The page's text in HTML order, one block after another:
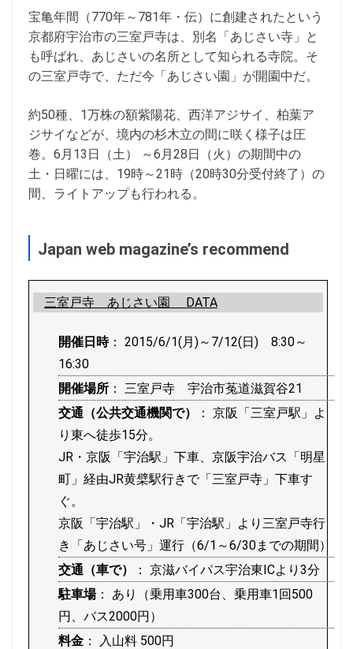
宝亀年間（770年～781年・伝）に創建されたという
京都府宇治市の三室戸寺は、別名「あじさい寺」と
も呼ばれ、あじさいの名所として知られる寺院。そ
の三室戸寺で、ただ今「あじさい園」が開園中だ。
約50種、1万株の額紫陽花、西洋アジサイ、柏葉ア
ジサイなどが、境内の杉木立の間に咲く様子は圧
巻。6月13日（土） ～6月28日（火）の期間中の
土・日曜には、19時～21時（20時30分受付終了）の
間、ライトアップも行われる。
Japan web magazine’s recommend
三室戸寺 あじさい園 DATA
開催日時： 2015/6/1(月)～7/12(日) 8:30～
16:30
開催場所 ： 三室戸寺 宇治市菟道滋賀谷21
交通（公共交通機関で）
： 京阪「三室戸駅」よ
り東へ徒歩15分。
JR・京阪「宇治駅」下車、京阪宇治バス「明星
町」経由JR黄檗駅行きで「三室戸寺」下車す
ぐ。
京阪「宇治駅」・JR「宇治駅」より三室戸寺行
き「あじさい号」運行（6/1～6/30までの期間）
交通（車で）
： 京滋バイパス宇治東ICより3分
駐車場： あり（乗用車300台、乗用車1回500
円、バス2000円）
料金 ： 入山料 500円